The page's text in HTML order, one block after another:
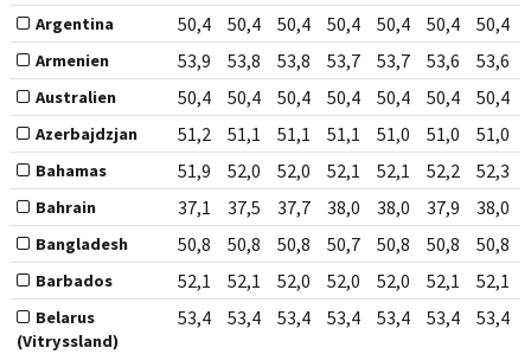
Argentina 50,4 50,4 50,4 50,4 50,4 50,4 50,4
Armenien 53,9 53,8 53,8 53,7 53,7 53,6 53,6
Australien 50,4 50,4 50,4 50,4 50,4 50,4 50,4
Azerbajdzjan 51,2 51,1 51,1 51,1 51,0 51,0 51,0
Bahamas 51,9 52,0 52,0 52,1 52,1 52,2 52,3
Bahrain 37,1 37,5 37,7 38,0 38,0 37,9 38,0
Bangladesh 50,8 50,8 50,8 50,7 50,8 50,8 50,8
Barbados 52,1 52,1 52,0 52,0 52,0 52,1 52,1
Belarus
(Vitryssland)
53,4 53,4 53,4 53,4 53,4 53,4 53,4